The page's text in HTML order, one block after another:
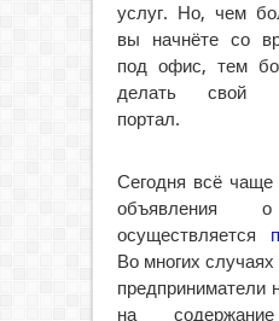
услуг. Но, чем
вы начнёте со
под офис, тем
делать свой
портал.
Сегодня всё чаще
осуществляется
Во многих случаях
предприниматели
на содержание